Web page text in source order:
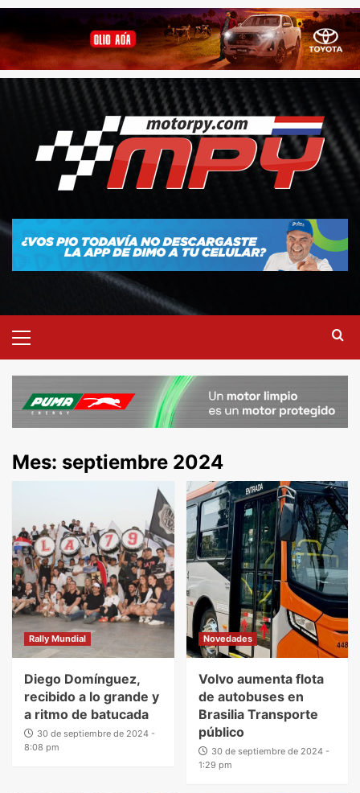
Mes: septiembre 2024
Rally Mundial
Diego Domínguez,
recibido a lo grande y
a ritmo de batucada
30 de septiembre de 2024 -
8:08 pm
Novedades
Volvo aumenta flota
de autobuses en
Brasilia Transporte
público
30 de septiembre de 2024 -
1:29 pm